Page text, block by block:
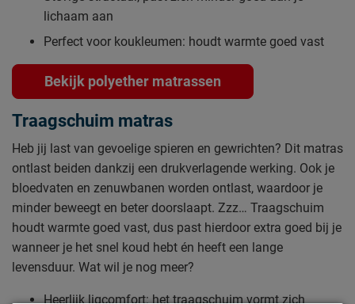
lichaam aan
Perfect voor koukleumen: houdt warmte goed vast
Bekijk polyether matrassen
Traagschuim matras
Heb jij last van gevoelige spieren en gewrichten? Dit matras
ontlast beiden dankzij een drukverlagende werking. Ook je
bloedvaten en zenuwbanen worden ontlast, waardoor je
minder beweegt en beter doorslaapt. Zzz… Traagschuim
houdt warmte goed vast, dus past hierdoor extra goed bij je
wanneer je het snel koud hebt én heeft een lange
levensduur. Wat wil je nog meer?
Heerlijk ligcomfort: het traagschuim vormt zich